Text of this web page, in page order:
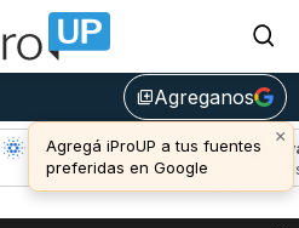
library_addAgreganos
×
Agregá iProUP a tus fuentes
preferidas en Google
Cardano (-0,07%)
u$s 0,19
u$s